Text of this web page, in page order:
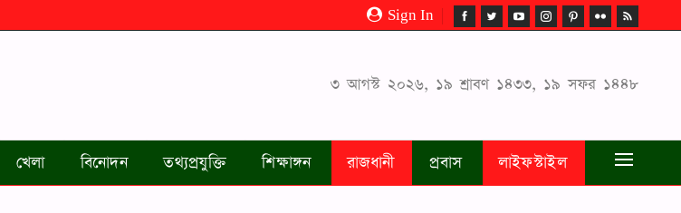
Sign In
৩ আগস্ট ২০২৬, ১৯ শ্রাবণ ১৪৩৩, ১৯ সফর ১৪৪৮
খেলা বিনোদন তথ্যপ্রযুক্তি শিক্ষাঙ্গন রাজধানী প্রবাস লাইফস্টাইল